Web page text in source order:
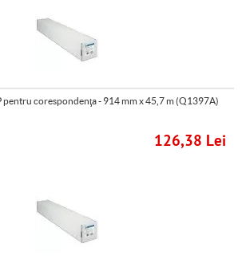
pentru corespondenţa - 914 mm x 45,7 m (Q1397A)
126,38 Lei